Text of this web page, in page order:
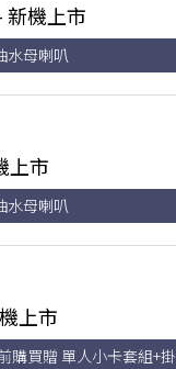
新機上市
水母喇叭
上市
水母喇叭
上市
購買贈 單人小卡套組+